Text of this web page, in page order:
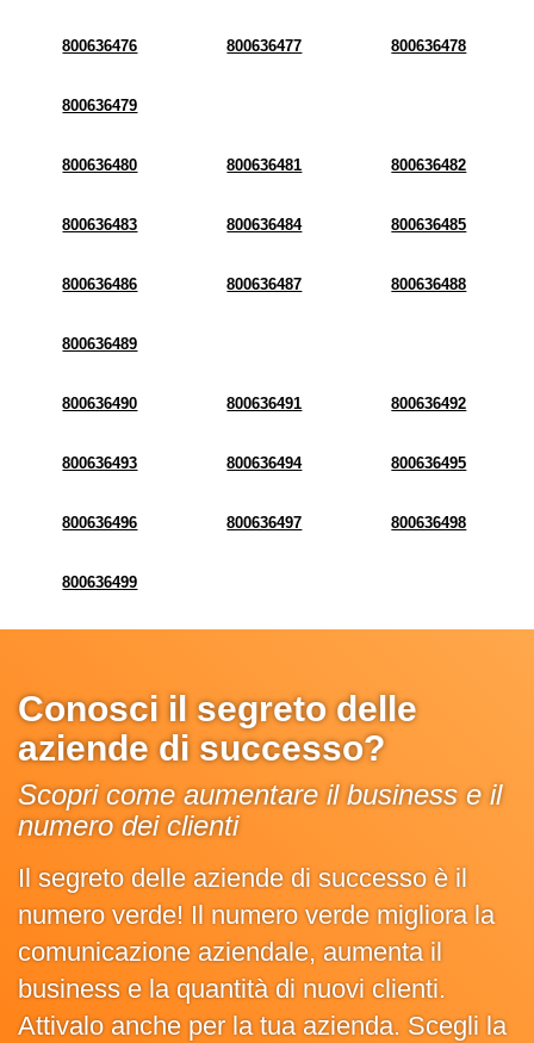
800636476 800636477 800636478
800636479
800636480 800636481 800636482
800636483 800636484 800636485
800636486 800636487 800636488
800636489
800636490 800636491 800636492
800636493 800636494 800636495
800636496 800636497 800636498
800636499
Conosci il segreto delle
aziende di successo?
Scopri come aumentare il business e il
numero dei clienti
Il segreto delle aziende di successo è il
numero verde! Il numero verde migliora la
comunicazione aziendale, aumenta il
business e la quantità di nuovi clienti.
Attivalo anche per la tua azienda. Scegli la